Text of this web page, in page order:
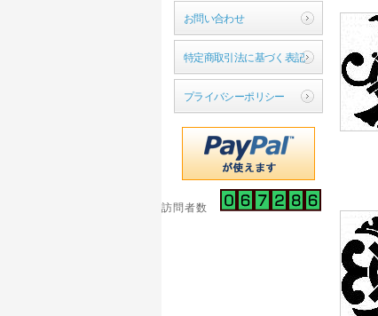
お問い合わせ
特定商取引法に基づく表記
プライバシーポリシー
訪問者数